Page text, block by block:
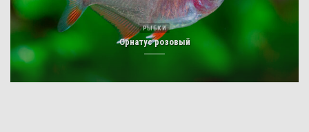
РЫБКИ
Орнатус розовый